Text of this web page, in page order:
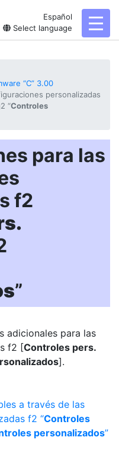
Español
Select language
“C” 3.00
personalizadas
“Controles
para las
f2
”
adicionales para las
f2 [Controles pers.
].
a través de las
f2 “Controles
personalizados”